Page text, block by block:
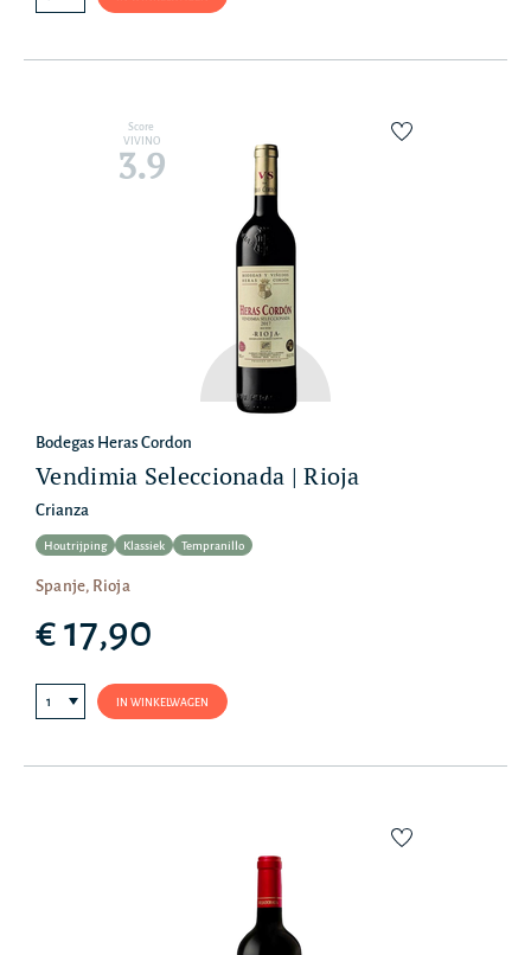
Score
VIVINO
3.9
Bodegas Heras Cordon
Vendimia Seleccionada | Rioja
Crianza
Houtrijping Klassiek Tempranillo
Spanje, Rioja
€ 17,90
IN WINKELWAGEN